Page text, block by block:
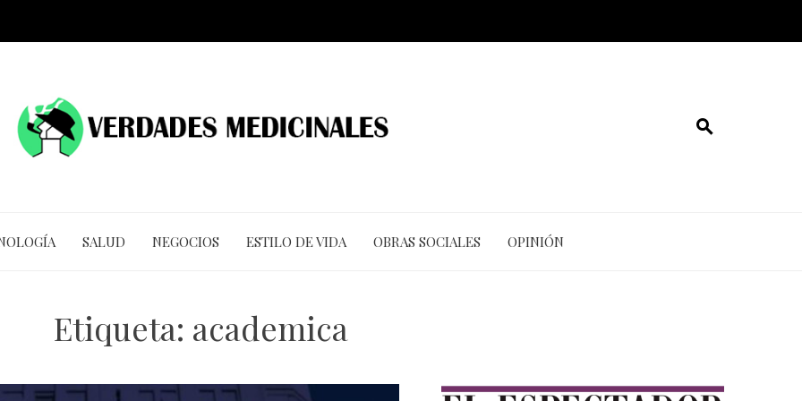
SALUD NEGOCIOS ESTILO DE VIDA OBRAS SOCIALES OPINIÓN
Etiqueta: academica